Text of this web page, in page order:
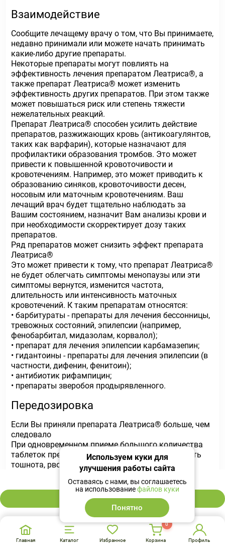
1 238 ₽
В корзину
Взаимодействие
Сообщите лечащему врачу о том, что Вы принимаете,
недавно принимали или можете начать принимать
какие-либо другие препараты.
Некоторые препараты могут повлиять на
эффективность лечения препаратом Леатриса®, а
также препарат Леатриса® может изменить
эффективность других препаратов. При этом также
может повышаться риск или степень тяжести
нежелательных реакций.
Препарат Леатриса® способен усилить действие
препаратов, разжижающих кровь (антикоагулянтов,
таких как варфарин), которые назначают для
профилактики образования тромбов. Это может
привести к повышенной кровоточивости и
кровотечениям. Например, это может приводить к
образованию синяков, кровоточивости десен,
носовым или маточным кровотечениям. Ваш
лечащий врач будет тщательно наблюдать за
Вашим состоянием, назначит Вам анализы крови и
при необходимости скорректирует дозу таких
препаратов.
Ряд препаратов может снизить эффект препарата
Леатриса®
Это может привести к тому, что препарат Леатриса®
не будет облегчать симптомы менопаузы или эти
симптомы вернутся, изменится частота,
длительность или интенсивность маточных
кровотечений. К таким препаратам относятся:
• барбитураты - препараты для лечения бессонницы,
тревожных состояний, эпилепсии (например,
фенобарбитал, мидазолам, корвалол);
• препарат для лечения эпилепсии карбамазепин;
• гидантоины - препараты для лечения эпилепсии (в
частности, дифенин, фенитоин);
• антибиотик рифампицин;
• препараты зверобоя продырявленного.
Передозировка
Если Вы приняли препарата Леатриса® больше, чем
следовало
При одновременном приеме большого количества
таблеток препарата Леатриса® могут возникнуть
тошнота, рвота, кровотечение из половых путей.
При наличии вопросов по применению препарата
или при возникновении одного из
вышеперечисленных симптомов обратитесь к
Список литературы (источники):
Государственный реестр лекарственных средств
Главная Каталог Избранное Корзина
0
Профиль
Используем куки для
улучшения работы сайта
Оставаясь с нами, вы соглашаетесь
на использованиефайлов куки
Понятно